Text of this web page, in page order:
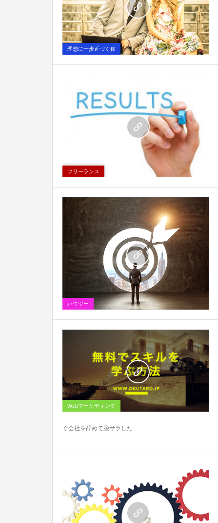
理想に一歩近づく種
0
フリーランス
0
ハウツー
0
Webマーケティング
0
ぐ会社を辞めて脱サラした...